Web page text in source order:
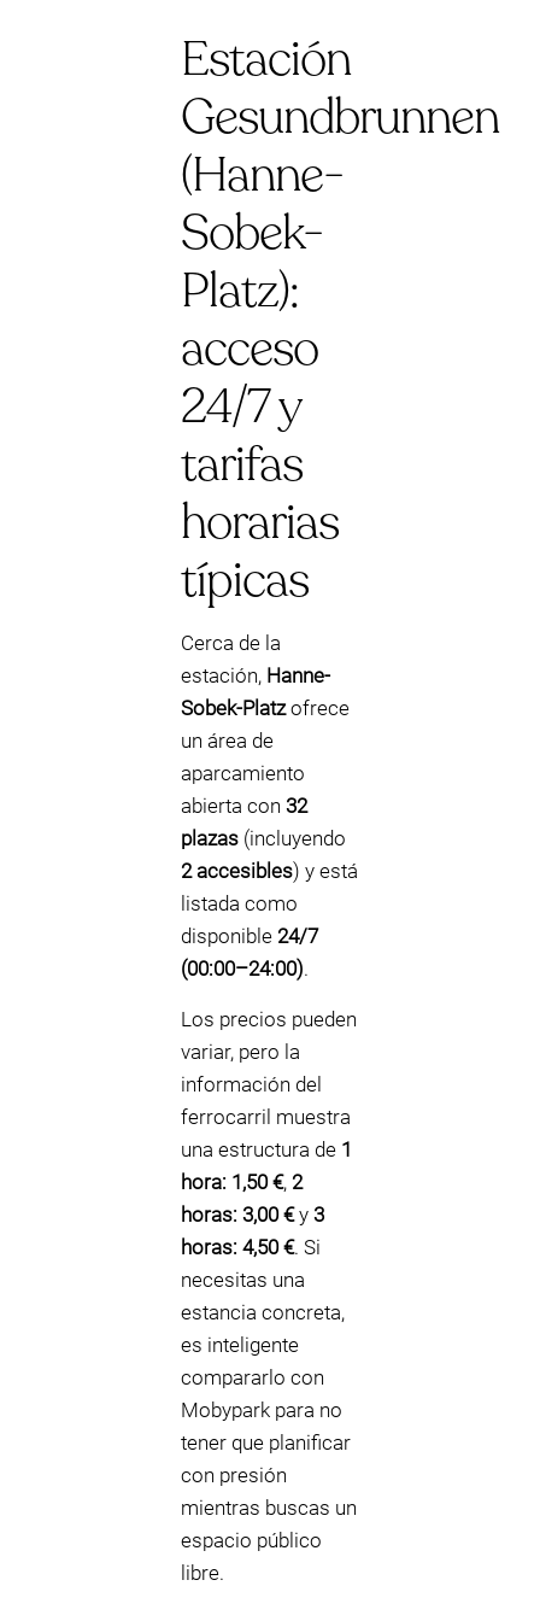
Estación
Gesundbrunnen
(Hanne-
Sobek-
Platz):
acceso
24/7 y
tarifas
horarias
típicas
Cerca de la
estación, Hanne-
Sobek-Platzofrece
un área de
aparcamiento
abierta con 32
plazas (incluyendo
2 accesibles) y está
listada como
disponible 24/7
(00:00–24:00).
Los precios pueden
variar, pero la
información del
ferrocarril muestra
una estructura de 1
hora: 1,50 €, 2
horas: 3,00 €y 3
horas: 4,50 €. Si
necesitas una
estancia concreta,
es inteligente
compararlo con
Mobypark para no
tener que planificar
con presión
mientras buscas un
espacio público
libre.